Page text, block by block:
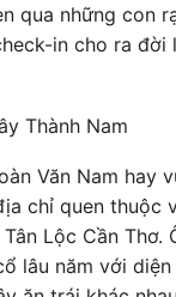
qua những con
in cho ra đời
Thành Nam
Văn Nam hay
chỉ quen thuộc
Lộc Cần Thơ.
lâu năm với diện